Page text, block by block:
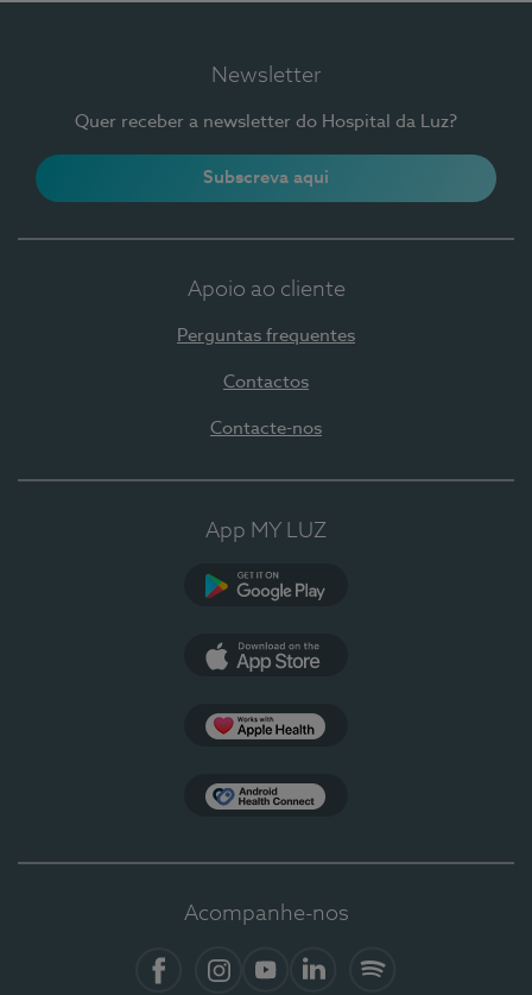
Newsletter
Quer receber a newsletter do Hospital da Luz?
Subscreva aqui
Apoio ao cliente
Perguntas frequentes
Contactos
Contacte-nos
App MY LUZ
Acompanhe-nos